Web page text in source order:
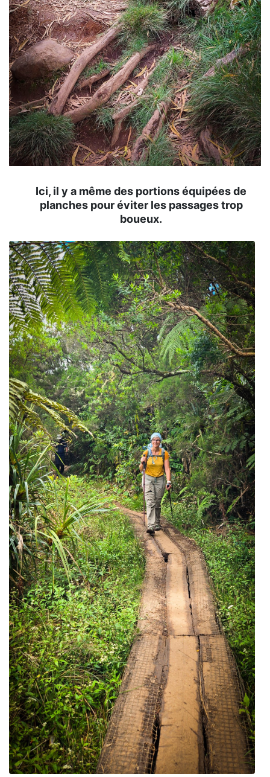
Ici, il y a même des portions équipées de
planches pour éviter les passages trop
boueux.